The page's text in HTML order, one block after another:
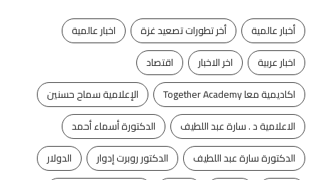
أخبار عالمية أخر تطورات تصعيد غزة
اخبار عالمية
اخبار عربية
اخر الاخبار
اقتصاد
اكاديمية معا Together Academy
الإعلامية سماح حسنين
الاعلامية د . سارة عبد اللطيف
الدكتورة أسماء أحمد
الدكتورة سارة عبد اللطيف
الدكتور روبرت إدوار
الدولار